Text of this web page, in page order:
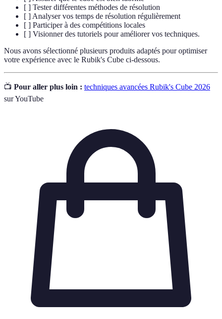
[ ] Tester différentes méthodes de résolution
[ ] Analyser vos temps de résolution régulièrement
[ ] Participer à des compétitions locales
[ ] Visionner des tutoriels pour améliorer vos techniques.
Nous avons sélectionné plusieurs produits adaptés pour optimiser
votre expérience avec le Rubik's Cube ci-dessous.
📺 Pour aller plus loin : techniques avancées Rubik's Cube 2026
sur YouTube